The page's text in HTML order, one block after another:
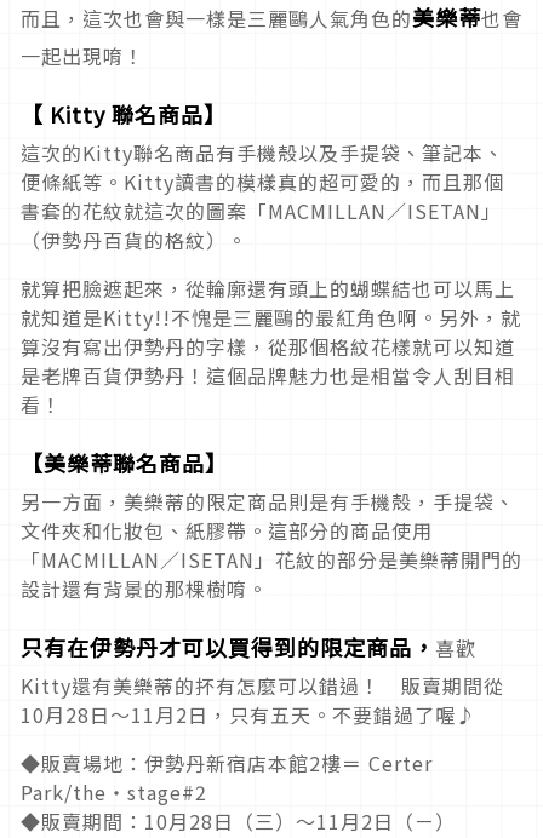
而且，這次也會與一樣是三麗鷗人氣角色的美樂蒂也會
一起出現唷！
【 Kitty 聯名商品】
這次的Kitty聯名商品有手機殼以及手提袋、筆記本、
便條紙等。Kitty讀書的模樣真的超可愛的，而且那個
書套的花紋就這次的圖案「MACMILLAN／ISETAN」
（伊勢丹百貨的格紋）。
就算把臉遮起來，從輪廓還有頭上的蝴蝶結也可以馬上
就知道是Kitty!!不愧是三麗鷗的最紅角色啊。另外，就
算沒有寫出伊勢丹的字樣，從那個格紋花樣就可以知道
是老牌百貨伊勢丹！這個品牌魅力也是相當令人刮目相
看！
【美樂蒂聯名商品】
另一方面，美樂蒂的限定商品則是有手機殼，手提袋、
文件夾和化妝包、紙膠帶。這部分的商品使用
「MACMILLAN／ISETAN」花紋的部分是美樂蒂開門的
設計還有背景的那棵樹唷。
只有在伊勢丹才可以買得到的限定商品， 喜歡
Kitty還有美樂蒂的抔有怎麼可以錯過！ 販賣期間從
10月28日～11月2日，只有五天。不要錯過了喔♪
◆販賣場地：伊勢丹新宿店本館2樓＝ Certer
Park/the・stage#2
◆販賣期間：10月28日（三）〜11月2日（ㄧ）